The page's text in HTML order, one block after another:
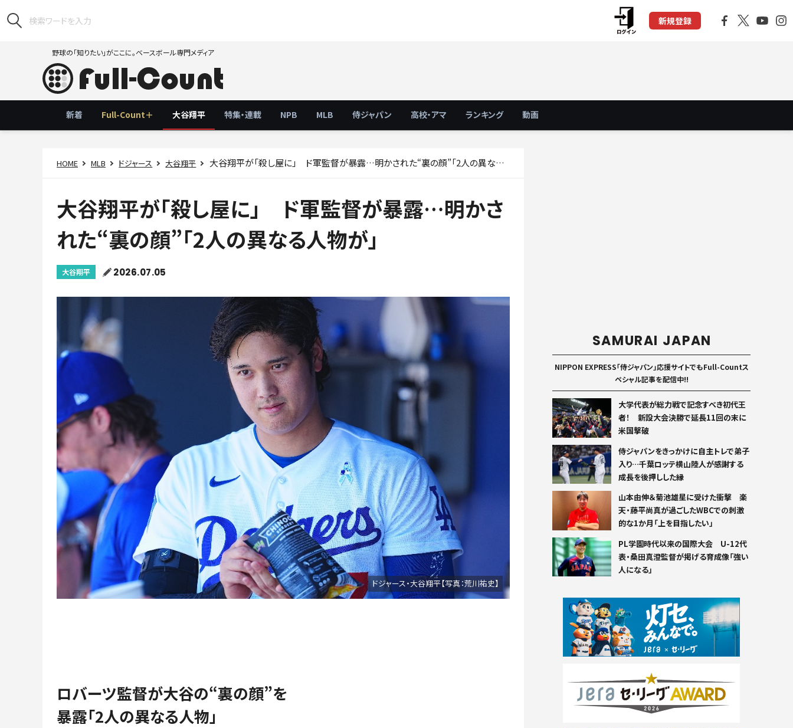
新規登録
野球の「知りたい」がここに。ベースボール専門メディア
新着 Full-Count＋ 大谷翔平 特集・連載 NPB MLB 侍ジャパン 高校・アマ ランキング 動画
HOME MLB ドジャース 大谷翔平 大谷翔平が「殺し屋に」 ド軍監督が暴露…明かされた“裏の顔”「2人の異なる人物が」
大谷翔平が「殺し屋に」 ド軍監督が暴露…明かさ
れた“裏の顔”「2人の異なる人物が」
大谷翔平 2026.07.05
ドジャース・大谷翔平【写真：荒川祐史】
ロバーツ監督が大谷の“裏の顔”を
暴露「2人の異なる人物」
SAMURAI JAPAN
NIPPON EXPRESS「侍ジャパン」応援サイトでもFull-Countス
ペシャル記事を配信中!!
大学代表が総力戦で記念すべき初代王
者！ 新設大会決勝で延長11回の末に
米国撃破
侍ジャパンをきっかけに自主トレで弟子
入り…千葉ロッテ横山陸人が感謝する
成長を後押しした縁
山本由伸＆菊池雄星に受けた衝撃 楽
天・藤平尚真が過ごしたWBCでの刺激
的な1か月「上を目指したい」
PL学園時代以来の国際大会 U-12代
表・桑田真澄監督が掲げる育成像「強い
人になる」